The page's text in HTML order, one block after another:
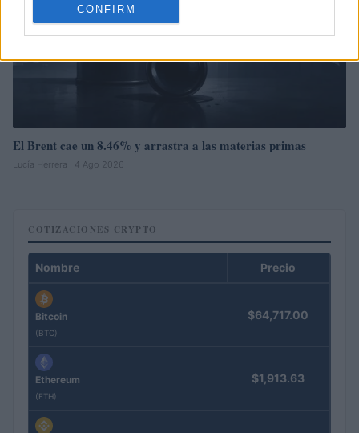
CONFIRM
El Brent cae un 8.46% y arrastra a las materias primas
Lucía Herrera · 4 Ago 2026
COTIZACIONES CRYPTO
Nombre Precio
Bitcoin
(BTC)
$64,717.00
Ethereum
(ETH)
$1,913.63